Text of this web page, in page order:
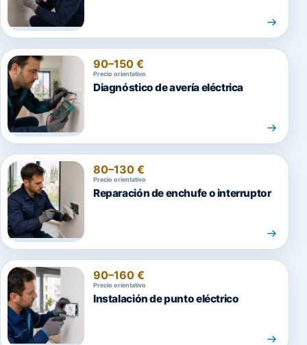
90–150 €
Precio orientativo
Diagnóstico de avería eléctrica
80–130 €
Precio orientativo
Reparación de enchufe o interruptor
90–160 €
Precio orientativo
Instalación de punto eléctrico